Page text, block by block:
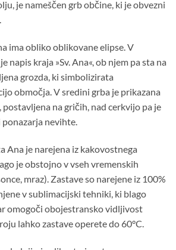
je nameščen grb občine, ki je obvezni
ima obliko oblikovane elipse. V
napis kraja »Sv. Ana«, ob njem pa sta na
grozda, ki simbolizirata
območja. V sredini grba je prikazana
postavljena na gričih, nad cerkvijo pa je
nevihte.
Ana je narejena iz kakovostnega
je obstojno v vseh vremenskih
mraz). Zastave so narejene iz 100%
v sublimacijski tehniki, ki blago
omogoči obojestransko vidljivost
lahko zastave operete do 60°C.